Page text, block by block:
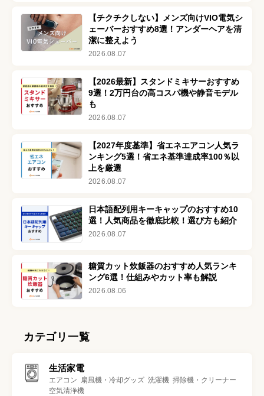
【チクチクしない】メンズ向けVIO電気シ
ェーバーおすすめ8選！アンダーヘアを清
潔に整えよう
2026.08.07
【2026最新】スタンドミキサーおすすめ
9選！2万円台の高コスパ機や静音モデル
も
2026.08.07
【2027年度基準】省エネエアコン人気ラ
ンキング5選！省エネ基準達成率100％以
上を厳選
2026.08.07
日本語配列用キーキャップのおすすめ10
選！人気商品を徹底比較！選び方も紹介
2026.08.07
糖質カット炊飯器のおすすめ人気ランキ
ング6選！仕組みやカット率も解説
2026.08.06
カテゴリ一覧
生活家電
エアコン 扇風機・冷却グッズ 洗濯機 掃除機・クリーナー
空気清浄機